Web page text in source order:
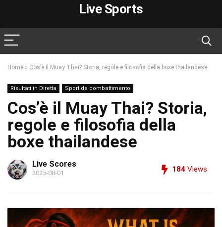
Live Sports
Home » Cos’è il Muay Thai? Storia, regole e filosofia della boxe thailandese
Risultati in Diretta Sport da combattimento
Cos’è il Muay Thai? Storia,
regole e filosofia della
boxe thailandese
Live Scores
2025-08-01 184 Views